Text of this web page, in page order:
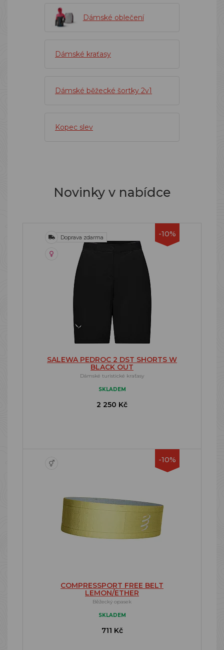
Dámské oblečení
Dámské kraťasy
Dámské běžecké šortky 2v1
Kopec slev
Novinky v nabídce
-10%
Doprava zdarma
SALEWA PEDROC 2 DST SHORTS W
BLACK OUT
Dámské turistické kraťasy
SKLADEM
2 250 Kč
-10%
COMPRESSPORT FREE BELT
LEMON/ETHER
Běžecký opasek
SKLADEM
711 Kč